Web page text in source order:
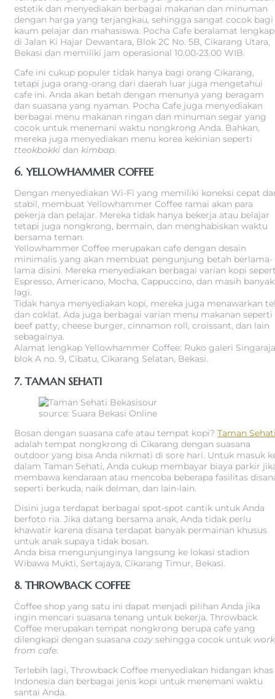
estetik dan menyediakan berbagai makanan dan minuman
dengan harga yang terjangkau, sehingga sangat cocok bagi
kaum pelajar dan mahasiswa. Pocha Cafe beralamat lengkap
di Jalan Ki Hajar Dewantara, Blok 2C No. 5B, Cikarang Utara,
Bekasi dan memiliki jam operasional 10.00-23.00 WIB.
Cafe ini cukup populer tidak hanya bagi orang Cikarang,
tetapi juga orang-orang dari daerah luar juga mengetahui
cafe ini. Anda akan betah dengan menunya yang beragam
dan suasana yang nyaman. Pocha Cafe juga menyediakan
berbagai menu makanan ringan dan minuman segar yang
cocok untuk menemani waktu nongkrong Anda. Bahkan,
mereka juga menyediakan menu korea kekinian seperti
tteokbokki dan kimbap.
6. YELLOWHAMMER COFFEE
Dengan menyediakan Wi-Fi yang memiliki koneksi cepat
stabil, membuat Yellowhammer Coffee ramai akan para
pekerja dan pelajar. Mereka tidak hanya bekerja atau belajar
tetapi juga nongkrong, bermain, dan menghabiskan waktu
bersama teman.
Yellowhammer Coffee merupakan cafe dengan desain
minimalis yang akan membuat pengunjung betah berlama-
lama disini. Mereka menyediakan berbagai varian kopi
Espresso, Americano, Mocha, Cappuccino, dan masih banyak
lagi.
Tidak hanya menyediakan kopi, mereka juga menawarkan
dan coklat. Ada juga berbagai varian menu makanan seperti
beef patty, cheese burger, cinnamon roll, croissant, dan lain
sebagainya.
Alamat lengkap Yellowhammer Coffee: Ruko galeri Singaraja
blok A no. 9, Cibatu, Cikarang Selatan, Bekasi.
7. TAMAN SEHATI
source: Suara Bekasi Online
Bosan dengan suasana cafe atau tempat kopi? Taman
adalah tempat nongkrong di Cikarang dengan suasana
outdoor yang bisa Anda nikmati di sore hari. Untuk masuk
dalam Taman Sehati, Anda cukup membayar biaya parkir
membawa kendaraan atau mencoba beberapa fasilitas
seperti berkuda, naik delman, dan lain-lain.
Disini juga terdapat berbagai spot-spot cantik untuk Anda
berfoto ria. Jika datang bersama anak, Anda tidak perlu
khawatir karena disana terdapat banyak permainan khusus
untuk anak supaya tidak bosan.
Anda bisa mengunjunginya langsung ke lokasi stadion
Wibawa Mukti, Sertajaya, Cikarang Timur, Bekasi.
8. THROWBACK COFFEE
Coffee shop yang satu ini dapat menjadi pilihan Anda jika
ingin mencari suasana tenang untuk bekerja. Throwback
Coffee merupakan tempat nongkrong berupa cafe yang
dilengkapi dengan suasana cozy sehingga cocok untuk work
from cafe.
Terlebih lagi, Throwback Coffee menyediakan hidangan khas
Indonesia dan berbagai jenis kopi untuk menemani waktu
santai Anda.